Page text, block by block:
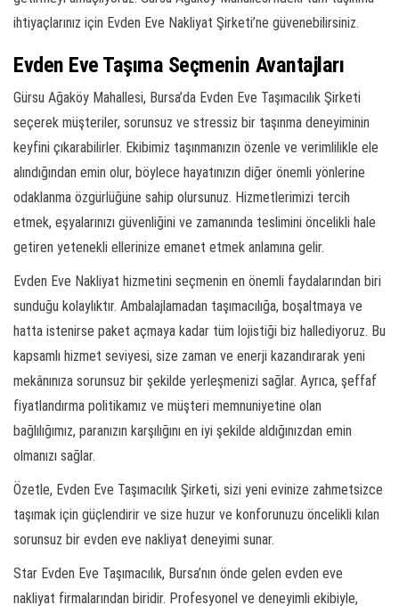
ihtiyaçlarınız için Evden Eve Nakliyat Şirketi’ne güvenebilirsiniz.
Evden Eve Taşıma Seçmenin Avantajları
Gürsu Ağaköy Mahallesi, Bursa’da Evden Eve Taşımacılık Şirketi
seçerek müşteriler, sorunsuz ve stressiz bir taşınma deneyiminin
keyfini çıkarabilirler. Ekibimiz taşınmanızın özenle ve verimlilikle ele
alındığından emin olur, böylece hayatınızın diğer önemli yönlerine
odaklanma özgürlüğüne sahip olursunuz. Hizmetlerimizi tercih
etmek, eşyalarınızı güvenliğini ve zamanında teslimini öncelikli hale
getiren yetenekli ellerinize emanet etmek anlamına gelir.
Evden Eve Nakliyat hizmetini seçmenin en önemli faydalarından biri
sunduğu kolaylıktır. Ambalajlamadan taşımacılığa, boşaltmaya ve
hatta istenirse paket açmaya kadar tüm lojistiği biz hallediyoruz. Bu
kapsamlı hizmet seviyesi, size zaman ve enerji kazandırarak yeni
mekânınıza sorunsuz bir şekilde yerleşmenizi sağlar. Ayrıca, şeffaf
fiyatlandırma politikamız ve müşteri memnuniyetine olan
bağlılığımız, paranızın karşılığını en iyi şekilde aldığınızdan emin
olmanızı sağlar.
Özetle, Evden Eve Taşımacılık Şirketi, sizi yeni evinize zahmetsizce
taşımak için güçlendirir ve size huzur ve konforunuzu öncelikli kılan
sorunsuz bir evden eve nakliyat deneyimi sunar.
Star Evden Eve Taşımacılık, Bursa’nın önde gelen evden eve
nakliyat firmalarından biridir. Profesyonel ve deneyimli ekibiyle,